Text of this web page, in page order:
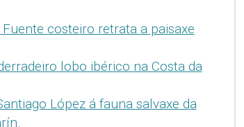
costeiro retrata a paisaxe
lobo ibérico na Costa da
López á fauna salvaxe da
.